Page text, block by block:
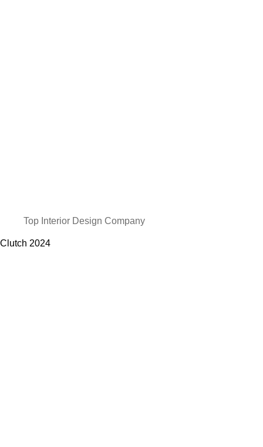
Top Interior Design Company
Clutch 2024